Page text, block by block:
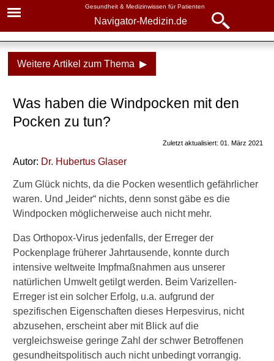
Gesundheit & Medizinwissen für Patienten
Navigator-Medizin.de
Weitere Artikel zum Thema ▶
Was haben die Windpocken mit den
Pocken zu tun?
Zuletzt aktualisiert: 01. März 2021
Autor: Dr. Hubertus Glaser
Zum Glück nichts, da die Pocken wesentlich gefährlicher
waren. Und „leider“ nichts, denn sonst gäbe es die
Windpocken möglicherweise auch nicht mehr.
Das Orthopox-Virus jedenfalls, der Erreger der
Pockenplage früherer Jahrtausende, konnte durch
intensive weltweite Impfmaßnahmen aus unserer
natürlichen Umwelt getilgt werden. Beim Varizellen-
Erreger ist ein solcher Erfolg, u.a. aufgrund der
spezifischen Eigenschaften dieses Herpesvirus, nicht
abzusehen, erscheint aber mit Blick auf die
vergleichsweise geringe Zahl der schwer Betroffenen
gesundheitspolitisch auch nicht unbedingt vorrangig.
Navigator-Medizin.de
► Krankheiten
► Therapieverfahren
► Medikamente
Navigator-
Medizin.de
▾
Windpocken
Ansteckung
Windpocken mehrmals?
Hautausschlag erkennen
Narben durch Windpocken?
Behandlung
Prognose
Risiko für Schwangere und
Nachwuchs
Windpocken-Impfung